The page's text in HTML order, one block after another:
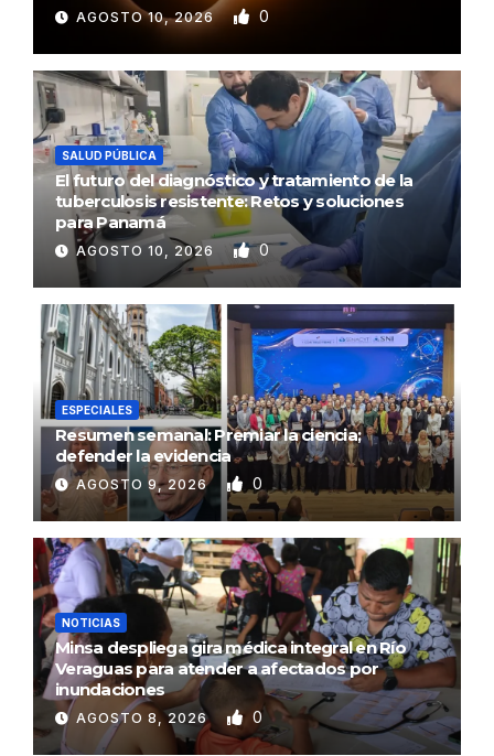
AGOSTO 10, 2026 0
SALUD PÚBLICA
El futuro del diagnóstico y tratamiento de la
tuberculosis resistente: Retos y soluciones
para Panamá
AGOSTO 10, 2026 0
ESPECIALES
Resumen semanal: Premiar la ciencia;
defender la evidencia
AGOSTO 9, 2026 0
NOTICIAS
Minsa despliega gira médica integral en Río
Veraguas para atender a afectados por
inundaciones
AGOSTO 8, 2026 0